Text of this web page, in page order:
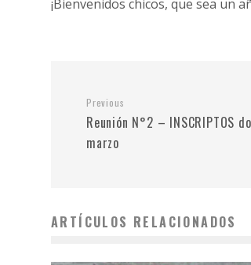
¡Bienvenidos chicos, que sea un
Previous
Reunión N°2 – INSCRIPTOS
marzo
ARTÍCULOS RELACIONADOS